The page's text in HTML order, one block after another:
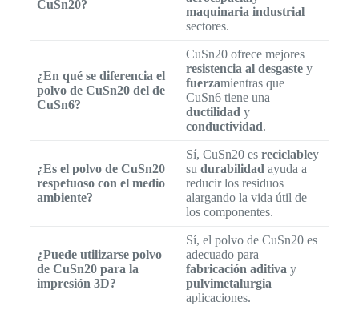
CuSn20?
maquinaria industrial
sectores.
¿En qué se diferencia el
polvo de CuSn20 del de
CuSn6?
CuSn20 ofrece mejores
resistencia al desgastey
fuerzamientras que
CuSn6 tiene una
ductilidad y
conductividad.
¿Es el polvo de CuSn20
respetuoso con el medio
ambiente?
Sí, CuSn20 es reciclabley
su durabilidad ayuda a
reducir los residuos
alargando la vida útil de
los componentes.
¿Puede utilizarse polvo
de CuSn20 para la
impresión 3D?
Sí, el polvo de CuSn20 es
adecuado para
fabricación aditiva y
pulvimetalurgia
aplicaciones.